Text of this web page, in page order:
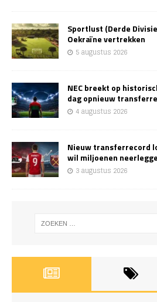
Sportlust (Derde
Oekraïne vertrekken
5 augustus 2026
NEC breekt op
dag opnieuw
4 augustus 2026
Nieuw transferrecord
wil miljoenen
3 augustus 2026